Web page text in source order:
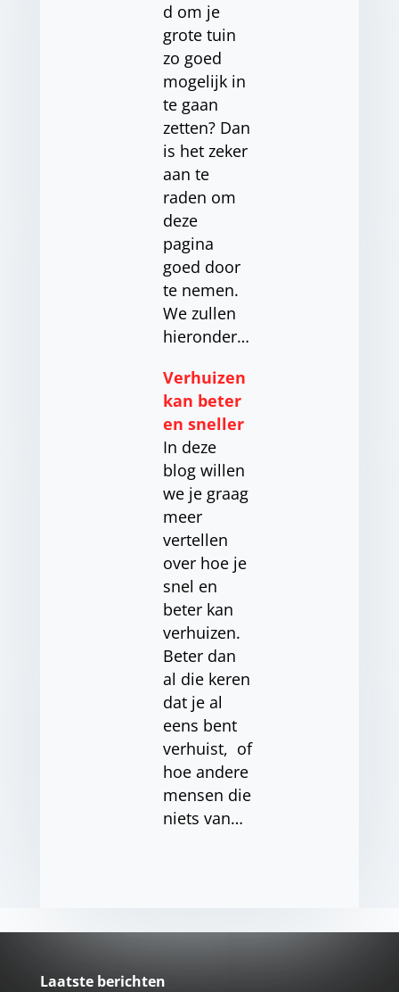
d om je
grote tuin
zo goed
mogelijk in
te gaan
zetten? Dan
is het zeker
aan te
raden om
deze
pagina
goed door
te nemen.
We zullen
hieronder…
Verhuizen
kan beter
en sneller
In deze
blog willen
we je graag
meer
vertellen
over hoe je
snel en
beter kan
verhuizen.
Beter dan
al die keren
dat je al
eens bent
verhuist, of
hoe andere
mensen die
niets van…
Laatste berichten